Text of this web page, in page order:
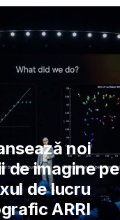
noi
de imagine pe
de lucru
ARRI